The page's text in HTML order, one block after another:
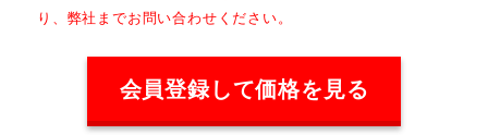
り、弊社までお問い合わせください。
会員登録して価格を見る